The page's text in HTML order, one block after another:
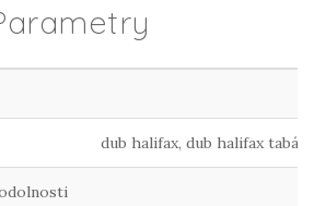
dub halifax, dub halifax